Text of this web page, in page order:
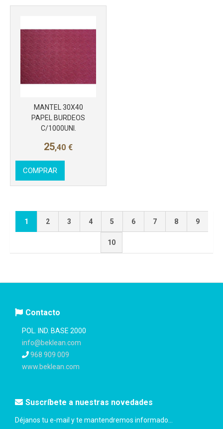
MANTEL 30X40
PAPEL BURDEOS
C/1000UNI.
25,40 €
COMPRAR
1 2 3 4 5 6 7 8 9
10
Contacto
POL. IND. BASE 2000
info@beklean.com
968 909 009
www.beklean.com
Suscríbete a nuestras novedades
Déjanos tu e-mail y te mantendremos informado...